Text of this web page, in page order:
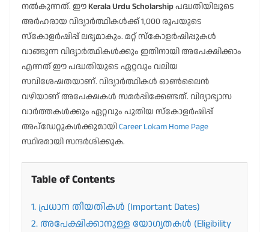
നൽകുന്നത്. ഈ Kerala Urdu Scholarshipപദ്ധതിയിലൂടെ
അർഹരായ വിദ്യാർത്ഥികൾക്ക് 1,000 രൂപയുടെ
സ്കോളർഷിപ്പ് ലഭ്യമാകും. മറ്റ് സ്കോളർഷിപ്പുകൾ
വാങ്ങുന്ന വിദ്യാർത്ഥികൾക്കും ഇതിനായി അപേക്ഷിക്കാം
എന്നത് ഈ പദ്ധതിയുടെ ഏറ്റവും വലിയ
സവിശേഷതയാണ്. വിദ്യാർത്ഥികൾ ഓൺലൈൻ
വഴിയാണ് അപേക്ഷകൾ സമർപ്പിക്കേണ്ടത്. വിദ്യാഭ്യാസ
വാർത്തകൾക്കും ഏറ്റവും പുതിയ സ്കോളർഷിപ്പ്
അപ്ഡേറ്റുകൾക്കുമായിCareer Lokam Home Page
സ്ഥിരമായി സന്ദർശിക്കുക.
Table of Contents
1. പ്രധാന തീയതികൾ (Important Dates)
2. അപേക്ഷിക്കാനുള്ള യോഗ്യതകൾ (Eligibility